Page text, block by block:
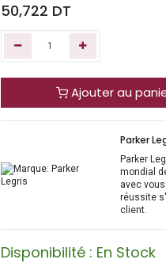
50,722 DT
Ajouter au
Parker
Parker
mondial
avec
réussite
client.
Disponibilité : En Stock